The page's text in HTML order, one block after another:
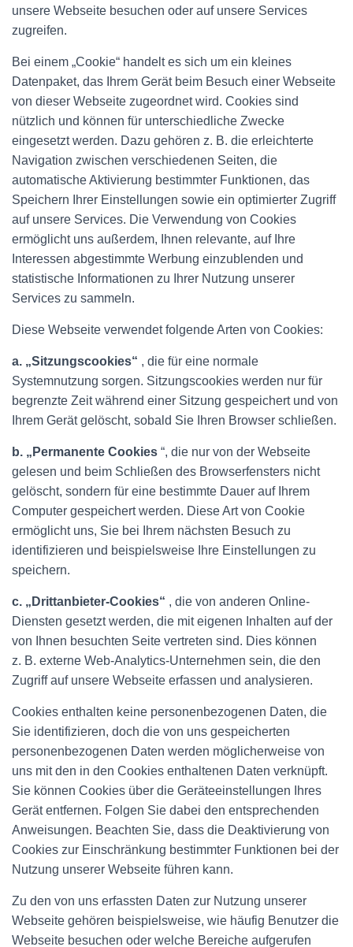
unsere Webseite besuchen oder auf unsere Services
zugreifen.
Bei einem „Cookie“ handelt es sich um ein kleines
Datenpaket, das Ihrem Gerät beim Besuch einer Webseite
von dieser Webseite zugeordnet wird. Cookies sind
nützlich und können für unterschiedliche Zwecke
eingesetzt werden. Dazu gehören z. B. die erleichterte
Navigation zwischen verschiedenen Seiten, die
automatische Aktivierung bestimmter Funktionen, das
Speichern Ihrer Einstellungen sowie ein optimierter Zugriff
auf unsere Services. Die Verwendung von Cookies
ermöglicht uns außerdem, Ihnen relevante, auf Ihre
Interessen abgestimmte Werbung einzublenden und
statistische Informationen zu Ihrer Nutzung unserer
Services zu sammeln.
Diese Webseite verwendet folgende Arten von Cookies:
a. „Sitzungscookies“ , die für eine normale
Systemnutzung sorgen. Sitzungscookies werden nur für
begrenzte Zeit während einer Sitzung gespeichert und von
Ihrem Gerät gelöscht, sobald Sie Ihren Browser schließen.
b. „Permanente Cookies “, die nur von der Webseite
gelesen und beim Schließen des Browserfensters nicht
gelöscht, sondern für eine bestimmte Dauer auf Ihrem
Computer gespeichert werden. Diese Art von Cookie
ermöglicht uns, Sie bei Ihrem nächsten Besuch zu
identifizieren und beispielsweise Ihre Einstellungen zu
speichern.
c. „Drittanbieter-Cookies“ , die von anderen Online-
Diensten gesetzt werden, die mit eigenen Inhalten auf der
von Ihnen besuchten Seite vertreten sind. Dies können
z. B. externe Web-Analytics-Unternehmen sein, die den
Zugriff auf unsere Webseite erfassen und analysieren.
Cookies enthalten keine personenbezogenen Daten, die
Sie identifizieren, doch die von uns gespeicherten
personenbezogenen Daten werden möglicherweise von
uns mit den in den Cookies enthaltenen Daten verknüpft.
Sie können Cookies über die Geräteeinstellungen Ihres
Gerät entfernen. Folgen Sie dabei den entsprechenden
Anweisungen. Beachten Sie, dass die Deaktivierung von
Cookies zur Einschränkung bestimmter Funktionen bei der
Nutzung unserer Webseite führen kann.
Zu den von uns erfassten Daten zur Nutzung unserer
Webseite gehören beispielsweise, wie häufig Benutzer die
Webseite besuchen oder welche Bereiche aufgerufen